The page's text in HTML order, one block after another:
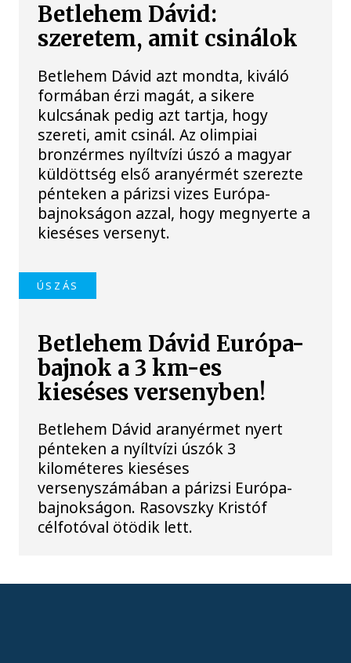
Betlehem Dávid:
szeretem, amit csinálok
Betlehem Dávid azt mondta, kiváló
formában érzi magát, a sikere
kulcsának pedig azt tartja, hogy
szereti, amit csinál. Az olimpiai
bronzérmes nyíltvízi úszó a magyar
küldöttség első aranyérmét szerezte
pénteken a párizsi vizes Európa-
bajnokságon azzal, hogy megnyerte a
kieséses versenyt.
ÚSZÁS
Betlehem Dávid Európa-
bajnok a 3 km-es
kieséses versenyben!
Betlehem Dávid aranyérmet nyert
pénteken a nyíltvízi úszók 3
kilométeres kieséses
versenyszámában a párizsi Európa-
bajnokságon. Rasovszky Kristóf
célfotóval ötödik lett.